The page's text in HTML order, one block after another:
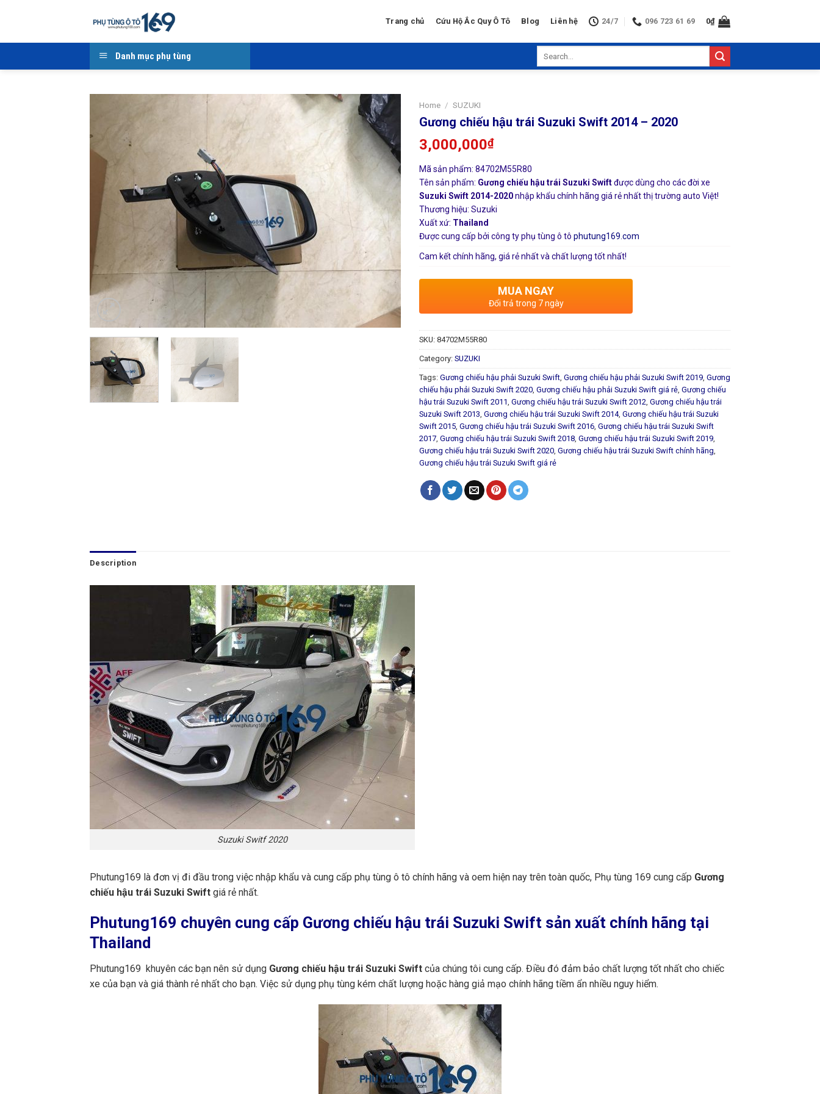
Trang chủ Cứu Hộ Ắc Quy Ô Tô Blog Liên hệ 24/7 096 723 61 69 0₫
Danh mục phụ tùng
Home / SUZUKI
Gương chiếu hậu trái Suzuki Swift 2014 – 2020
3,000,000₫
Mã sản phẩm: 84702M55R80
Tên sản phẩm: Gương chiếu hậu trái Suzuki Swiftđược dùng cho các đời xe
Suzuki Swift 2014-2020nhập khẩu chính hãng giá rẻ nhất thị trường auto Việt!
Thương hiệu: Suzuki
Xuất xứ: Thailand
Được cung cấp bởi công ty phụ tùng ô tô phutung169.com
Cam kết chính hãng, giá rẻ nhất và chất lượng tốt nhất!
MUA NGAY
Đổi trả trong 7 ngày
SKU: 84702M55R80
Category: SUZUKI
Tags: Gương chiếu hậu phải Suzuki Swift Gương chiếu hậu phải Suzuki Swift 2019 Gương
chiếu hậu phải Suzuki Swift 2020 Gương chiếu hậu phải Suzuki Swift giá rẻ Gương chiếu
hậu trái Suzuki Swift 2011 Gương chiếu hậu trái Suzuki Swift 2012 Gương chiếu hậu trái
Suzuki Swift 2013 Gương chiếu hậu trái Suzuki Swift 2014, Gương chiếu hậu trái Suzuki
Swift 2015 Gương chiếu hậu trái Suzuki Swift 2016 Gương chiếu hậu trái Suzuki Swift
2017 Gương chiếu hậu trái Suzuki Swift 2018 Gương chiếu hậu trái Suzuki Swift 2019
Gương chiếu hậu trái Suzuki Swift 2020 Gương chiếu hậu trái Suzuki Swift chính hãng
Gương chiếu hậu trái Suzuki Swift giá rẻ
Description
Suzuki Switf 2020
Phutung169 là đơn vị đi đầu trong việc nhập khẩu và cung cấp phụ tùng ô tô chính hãng và oem hiện nay trên toàn quốc, Phụ tùng 169 cung cấp Gương
chiếu hậu trái Suzuki Swift giá rẻ nhất.
Phutung169 chuyên cung cấp Gương chiếu hậu trái Suzuki Swift sản xuất chính hãng tại
Thailand
Phutung169 khuyên các bạn nên sử dụng Gương chiếu hậu trái Suzuki Swift của chúng tôi cung cấp. Điều đó đảm bảo chất lượng tốt nhất cho chiếc
xe của bạn và giá thành rẻ nhất cho bạn. Việc sử dụng phụ tùng kém chất lượng hoặc hàng giả mạo chính hãng tiềm ẩn nhiều nguy hiểm.